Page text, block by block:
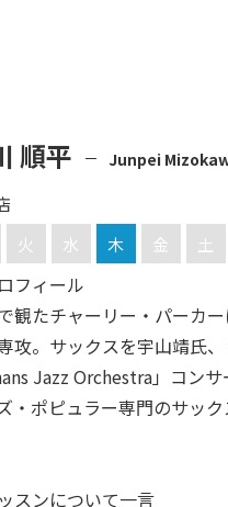
順平 Junpei
火 水 木 金 土
フィール
観たチャーリー・パーカ
攻。サックスを宇山靖氏
Jazz Orchestra」コンサ
・ポピュラー専門のサッ
スンについて一言